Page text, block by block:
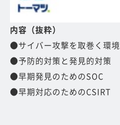
内容（抜粋）
●サイバー攻撃を取巻く環境
●予防的対策と発見的対策
●早期発見のためのSOC
●早期対応のためのCSIRT